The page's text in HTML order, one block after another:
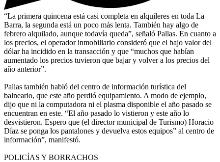
“La primera quincena está casi completa en alquileres en toda La
Barra, la segunda está un poco más lenta. También hay algo de
febrero alquilado, aunque todavía queda”, señaló Pallas. En cuanto a
los precios, el operador inmobiliario consideró que el bajo valor del
dólar ha incidido en la transacción y que “muchos que habían
aumentado los precios tuvieron que bajar y volver a los precios del
año anterior”.
Pallas también habló del centro de información turística del
balneario, que este año perdió equipamiento. A modo de ejemplo,
dijo que ni la computadora ni el plasma disponible el año pasado se
encuentran en este. “El año pasado lo vistieron y este año lo
desvistieron. Espero que (el director municipal de Turismo) Horacio
Díaz se ponga los pantalones y devuelva estos equipos” al centro de
información”, manifestó.
POLICÍAS Y BORRACHOS